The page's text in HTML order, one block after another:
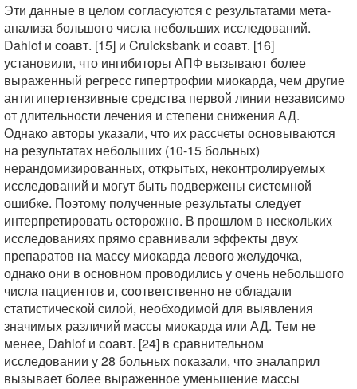
Эти данные в целом согласуются с результатами мета-
анализа большого числа небольших исследований.
Dahlof и соавт. [15] и Cruicksbank и соавт. [16]
установили, что ингибиторы АПФ вызывают более
выраженный регресс гипертрофии миокарда, чем другие
антигипертензивные средства первой линии независимо
от длительности лечения и степени снижения АД.
Однако авторы указали, что их рассчеты основываются
на результатах небольших (10-15 больных)
нерандомизированных, открытых, неконтролируемых
исследований и могут быть подвержены системной
ошибке. Поэтому полученные результаты следует
интерпретировать осторожно. В прошлом в нескольких
исследованиях прямо сравнивали эффекты двух
препаратов на массу миокарда левого желудочка,
однако они в основном проводились у очень небольшого
числа пациентов и, соответственно не обладали
статистической силой, необходимой для выявления
значимых различий массы миокарда или АД. Тем не
менее, Dahlof и соавт. [24] в сравнительном
исследовании у 28 больных показали, что эналаприл
вызывает более выраженное уменьшение массы